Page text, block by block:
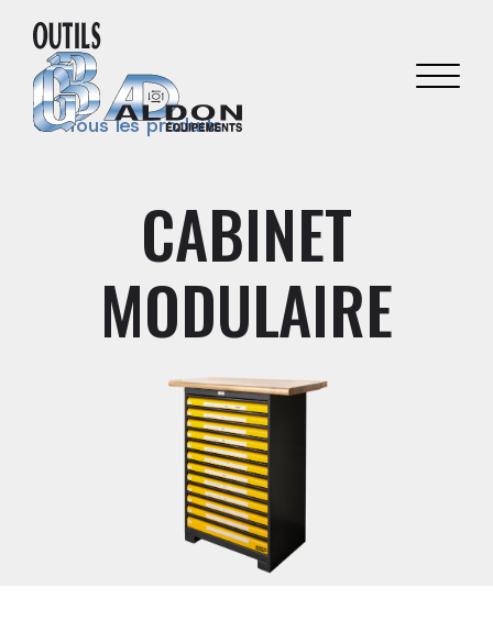
Tous les produits
CABINET
MODULAIRE